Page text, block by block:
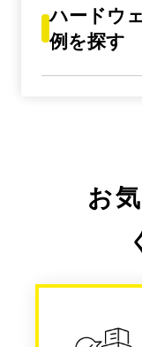
ハードウ
例を探す
お